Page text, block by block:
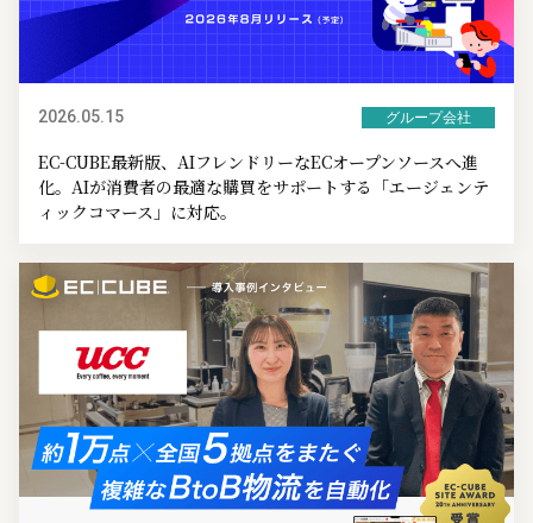
2026.05.15 グループ会社
EC-CUBE最新版、AIフレンドリーなECオープンソースへ進
化。AIが消費者の最適な購買をサポートする「エージェンテ
ィックコマース」に対応。